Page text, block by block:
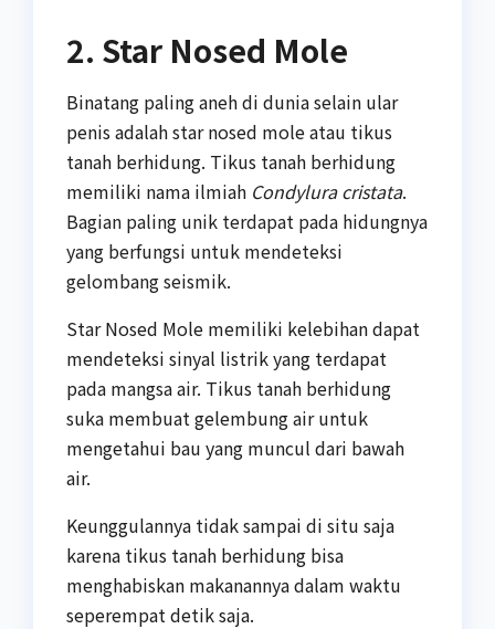
2. Star Nosed Mole
Binatang paling aneh di dunia selain ular
penis adalah star nosed mole atau tikus
tanah berhidung. Tikus tanah berhidung
memiliki nama ilmiah Condylura cristata.
Bagian paling unik terdapat pada hidungnya
yang berfungsi untuk mendeteksi
gelombang seismik.
Star Nosed Mole memiliki kelebihan dapat
mendeteksi sinyal listrik yang terdapat
pada mangsa air. Tikus tanah berhidung
suka membuat gelembung air untuk
mengetahui bau yang muncul dari bawah
air.
Keunggulannya tidak sampai di situ saja
karena tikus tanah berhidung bisa
menghabiskan makanannya dalam waktu
seperempat detik saja.